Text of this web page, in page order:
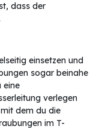
dass der
einsetzen und
sogar beinahe
eine
verlegen
dem du die
im T-